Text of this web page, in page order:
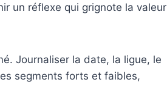
un réflexe qui grignote la valeur
Journaliser la date, la ligue, le
segments forts et faibles,